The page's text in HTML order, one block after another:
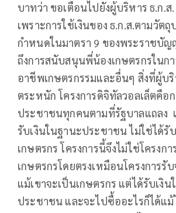
บาทว่า ขอเตือนไปยังผู้บริหาร ธ.ก.ส
เพราะการใช้เงินของ ธ.ก.ส.ตามวัตถุ
กำหนดในมาตรา 9 ของพระราชบัญ
ถึงการสนับสนุนพี่น้องเกษตรกรในก
อาชีพเกษตรกรรมและอื่นๆ สิ่งที่ผู้บริ
ตระหนัก โครงการดิจิทัลวอลเล็ตคือ
ประชาชนทุกคนตามที่รัฐบาลแถลง
รับเงินในฐานะประชาชน ไม่ใช่ได้รั
เกษตรกร โครงการนี้จึงไม่ใช่โครงก
เกษตรกรโดยตรงเหมือนโครงการรั
แม้เขาจะเป็นเกษตรกร แต่ได้รับเงิน
ประชาชน และจะไปซื้ออะไรก็ได้แม้